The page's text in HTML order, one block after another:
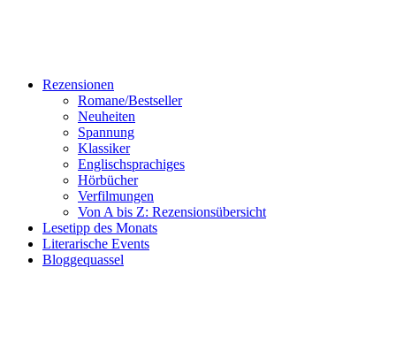
Rezensionen
Romane/Bestseller
Neuheiten
Spannung
Klassiker
Englischsprachiges
Hörbücher
Verfilmungen
Von A bis Z: Rezensionsübersicht
Lesetipp des Monats
Literarische Events
Bloggequassel